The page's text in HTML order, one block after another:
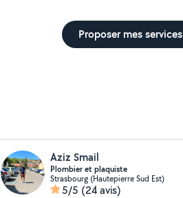
Proposer mes services
Aziz Smail
Plombier et plaquiste
Strasbourg (Hautepierre Sud Est)
5/5 (24 avis)